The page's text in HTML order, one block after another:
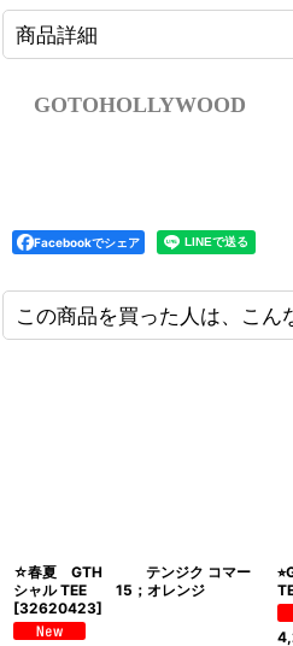
商品詳細
GOTOHOLLYWOOD
Facebookでシェア
この商品を買った人は、こん
☆春夏 GTH テンジク コマー
シャル TEE 15；オレンジ
[32620423]